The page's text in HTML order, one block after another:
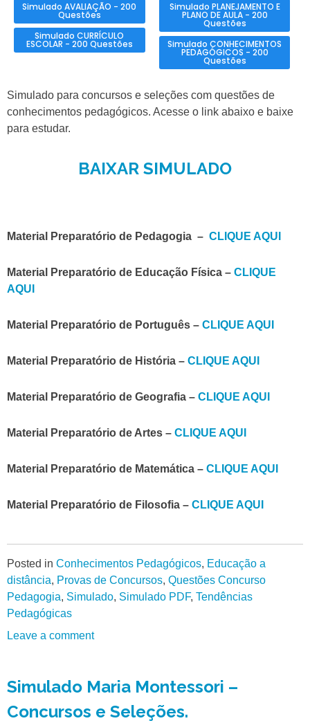
Simulado AVALIAÇÃO - 200
Questões
Simulado CURRÍCULO
ESCOLAR - 200 Questões
Simulado PLANEJAMENTO E
PLANO DE AULA - 200
Questões
Simulado CONHECIMENTOS
PEDAGÓGICOS - 200
Questões
Simulado para concursos e seleções com questões de
conhecimentos pedagógicos. Acesse o link abaixo e baixe
para estudar.
BAIXAR SIMULADO
Material Preparatório de Pedagogia – CLIQUE AQUI
Material Preparatório de Educação Física – CLIQUE
AQUI
Material Preparatório de Português – CLIQUE AQUI
Material Preparatório de História – CLIQUE AQUI
Material Preparatório de Geografia – CLIQUE AQUI
Material Preparatório de Artes – CLIQUE AQUI
Material Preparatório de Matemática – CLIQUE AQUI
Material Preparatório de Filosofia – CLIQUE AQUI
Posted in Conhecimentos Pedagógicos, Educação a
distância, Provas de Concursos, Questões Concurso
Pedagogia, Simulado, Simulado PDF, Tendências
Pedagógicas
Leave a comment
Simulado Maria Montessori –
Concursos e Seleções.